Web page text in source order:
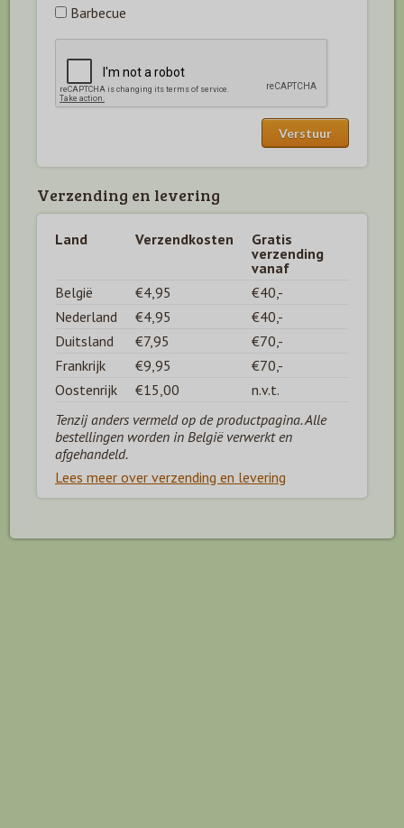
Barbecue
Verzending en levering
Land Verzendkosten
Gratis
verzending
vanaf
België
€4,95
€40,-
Nederland
€4,95
€40,-
Duitsland
€7,95
€70,-
Frankrijk
€9,95
€70,-
Oostenrijk
€15,00
n.v.t.
Tenzij anders vermeld op de productpagina. Alle
bestellingen worden in België verwerkt en
afgehandeld.
Lees meer over verzending en levering